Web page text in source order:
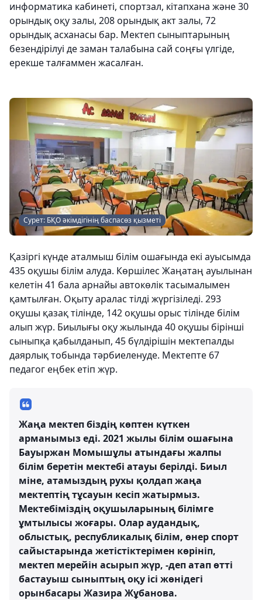
информатика кабинеті, спортзал, кітапхана және 30
орындық оқу залы, 208 орындық акт залы, 72
орындық асханасы бар. Мектеп сыныптарының
безендірілуі де заман талабына сай соңғы үлгіде,
ерекше талғаммен жасалған.
Сурет: БҚО әкімдігінің баспасөз қызметі
Қазіргі күнде аталмыш білім ошағында екі ауысымда
435 оқушы білім алуда. Көршілес Жаңатаң ауылынан
келетін 41 бала арнайы автокөлік тасымалымен
қамтылған. Оқыту аралас тілді жүргізіледі. 293
оқушы қазақ тілінде, 142 оқушы орыс тілінде білім
алып жүр. Биылығы оқу жылында 40 оқушы бірінші
сыныпқа қабылданып, 45 бүлдірішін мектепалды
даярлық тобында тәрбиеленуде. Мектепте 67
педагог еңбек етіп жүр.
Жаңа мектеп біздің көптен күткен
арманымыз еді. 2021 жылы білім ошағына
Бауыржан Момышұлы атындағы жалпы
білім беретін мектебі атауы берілді. Биыл
міне, атамыздың рухы қолдап жаңа
мектептің тұсауын кесіп жатырмыз.
Мектебіміздің оқушыларының білімге
ұмтылысы жоғары. Олар аудандық,
облыстық, республикалық білім, өнер спорт
сайыстарында жетістіктерімен көрініп,
мектеп мерейін асырып жүр, -деп атап өтті
бастауыш сыныптың оқу ісі жөнідегі
орынбасары Жазира Жұбанова.